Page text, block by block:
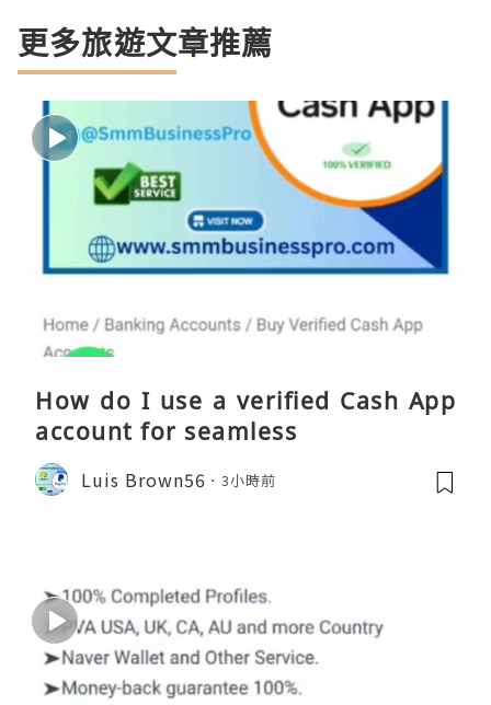
更多旅遊文章推薦
How do I use a verified Cash App
account for seamless
Luis Brown56 3小時前